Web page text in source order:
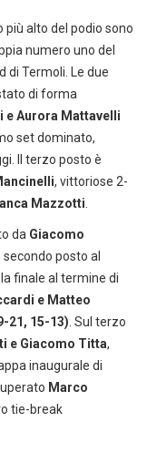
più alto del podio sono
numero uno del
di Termoli. Le due
di forma
e Aurora Mattavelli
set dominato,
Il terzo posto è
, vittoriose 2-
Mazzotti.
da Giacomo
secondo posto al
finale al termine di
e Matteo
21, 15-13). Sul terzo
e Giacomo Titta,
inaugurale di
Marco
tie-break